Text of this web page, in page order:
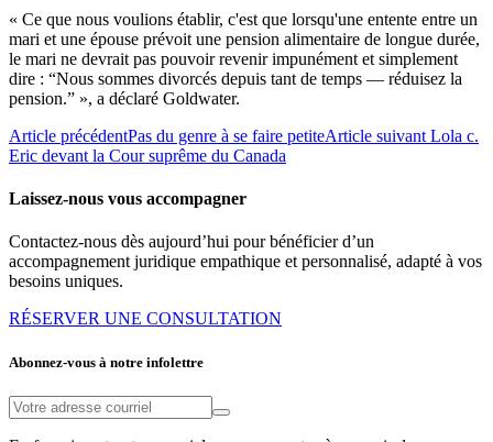
« Ce que nous voulions établir, c'est que lorsqu'une entente entre un
mari et une épouse prévoit une pension alimentaire de longue durée,
le mari ne devrait pas pouvoir revenir impunément et simplement
dire : “Nous sommes divorcés depuis tant de temps — réduisez la
pension.” », a déclaré Goldwater.
Article précédentPas du genre à se faire petiteArticle suivant Lola c.
Eric devant la Cour suprême du Canada
Laissez-nous vous accompagner
Contactez-nous dès aujourd’hui pour bénéficier d’un
accompagnement juridique empathique et personnalisé, adapté à vos
besoins uniques.
RÉSERVER UNE CONSULTATION
Abonnez-vous à notre infolettre